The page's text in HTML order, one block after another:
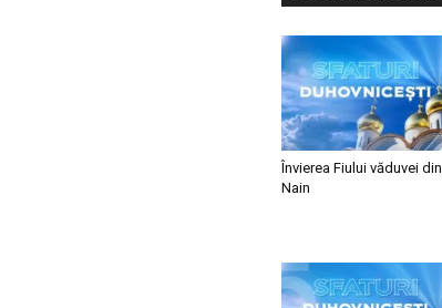
Învierea Fiului văduvei din
Nain